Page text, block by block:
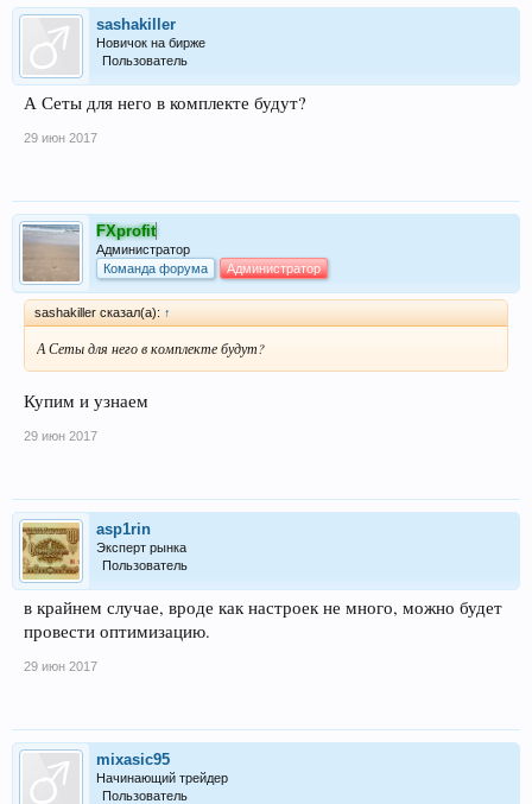
sashakiller
Новичок на бирже
Пользователь
А Сеты для него в комплекте будут?
29 июн 2017
FXprofit
Администратор
Команда форума
Администратор
sashakiller сказал(а): ↑
А Сеты для него в комплекте будут?
Купим и узнаем
29 июн 2017
asp1rin
Эксперт рынка
Пользователь
в крайнем случае, вроде как настроек не много, можно будет
провести оптимизацию.
29 июн 2017
mixasic95
Начинающий трейдер
Пользователь